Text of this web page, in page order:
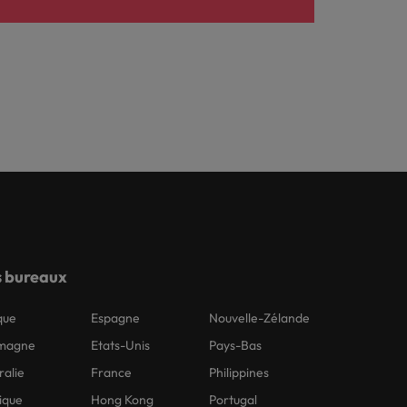
bureaux
Espagne
Etats-Unis
France
Hong Kong
Nouvelle-Zélande
Pays-Bas
Philippines
Portugal